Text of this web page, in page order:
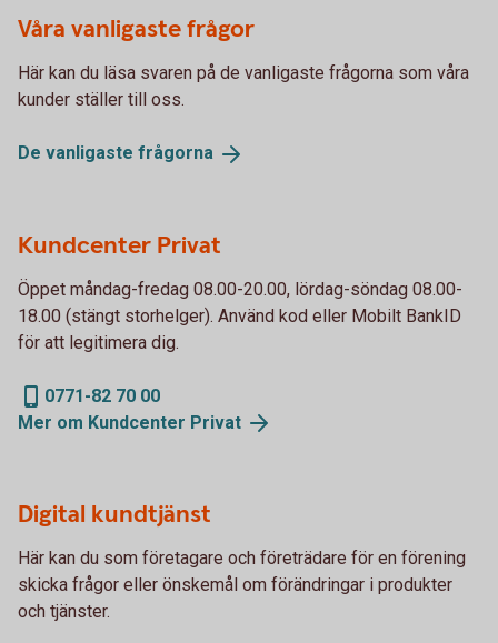
Våra vanligaste frågor
Här kan du läsa svaren på de vanligaste frågorna som våra
kunder ställer till oss.
De vanligaste frågorna
Kundcenter Privat
Öppet måndag-fredag 08.00-20.00, lördag-söndag 08.00-
18.00 (stängt storhelger). Använd kod eller Mobilt BankID
för att legitimera dig.
0771-82 70 00
Mer om Kundcenter Privat
Digital kundtjänst
Här kan du som företagare och företrädare för en förening
skicka frågor eller önskemål om förändringar i produkter
och tjänster.